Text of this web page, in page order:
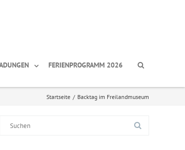
FERIENPROGRAMM 2026
Startseite / Backtag im Freilandmuseum